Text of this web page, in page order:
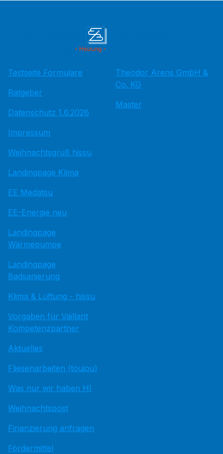
Testseite Formulare
Ratgeber
Datenschutz 1.6.2026
Impressum
Weihnachtsgruß hissu
Landingpage Klima
EE Medatsu
EE-Energie neu
Landingpage
Wärmepumpe
Landingpage
Badsanierung
Klima & Lüftung - hissu
Vorgaben für Vaillant
Kompetenzpartner
Aktuelles
Fliesenarbeiten (toujou)
Was nur wir haben HI
Weihnachtspost
Finanzierung anfragen
Fördermittel
Theodor Arens GmbH &
Co. KG
Master